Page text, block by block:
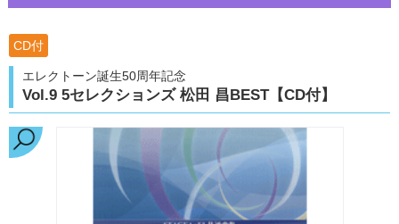
CD付
エレクトーン誕生50周年記念
Vol.9 5セレクションズ 松田 昌BEST【CD付】